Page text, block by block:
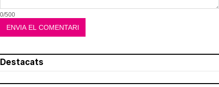
0/500
Destacats